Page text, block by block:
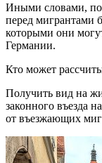
Иными словами,
перед мигрантами
которыми они
Германии.
Кто может
Получить вид на
законного въезда
от въезжающих